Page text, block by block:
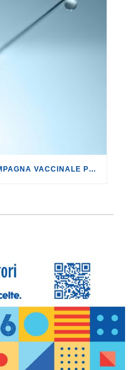
VACCINI: AL VIA LA CAMPAGNA VACCINALE PER GLI OVER 80, TRA PROBLEMI, DISSERVIZI E RITARDI NELLE CONSEGNE.